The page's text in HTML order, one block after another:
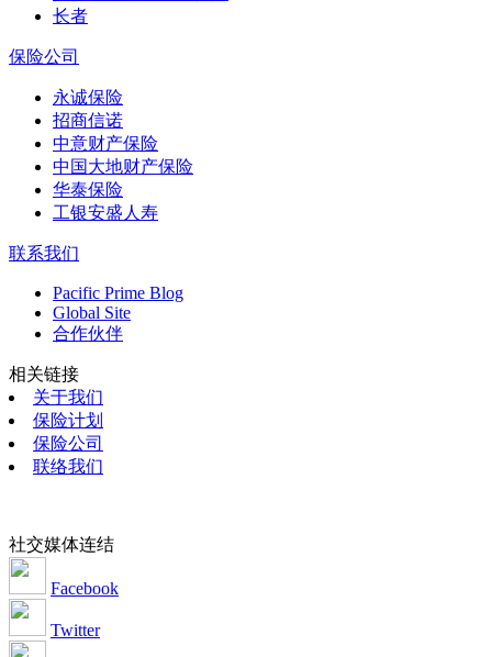
长者
保险公司
永诚保险
招商信诺
中意财产保险
中国大地财产保险
华泰保险
工银安盛人寿
联系我们
Pacific Prime Blog
Global Site
合作伙伴
相关链接
关于我们
保险计划
保险公司
联络我们
社交媒体连结
Facebook
Twitter